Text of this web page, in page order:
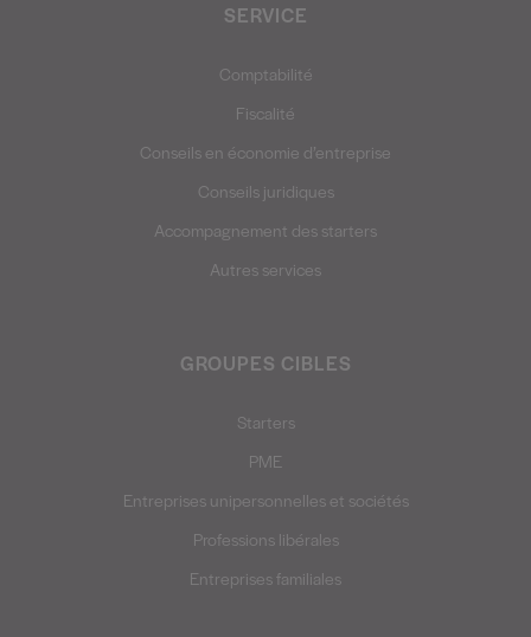
SERVICE
Comptabilité
Fiscalité
Conseils en économie d’entreprise
Conseils juridiques
Accompagnement des starters
Autres services
GROUPES CIBLES
Starters
PME
Entreprises unipersonnelles et sociétés
Professions libérales
Entreprises familiales